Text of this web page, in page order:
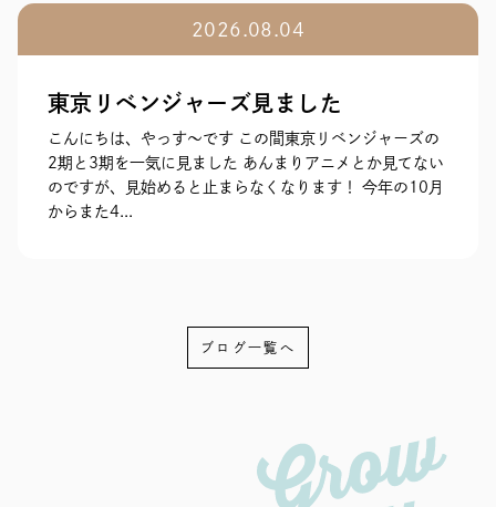
2026.08.04
東京リベンジャーズ見ました
こんにちは、やっす〜です この間東京リベンジャーズの
2期と3期を一気に見ました あんまりアニメとか見てない
のですが、見始めると止まらなくなります！ 今年の10月
からまた4...
ブログ一覧へ